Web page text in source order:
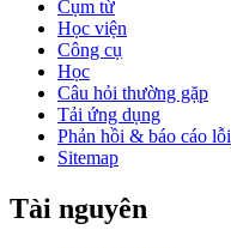
Cụm từ
Học viện
Công cụ
Học
Câu hỏi thường gặp
Tải ứng dụng
Phản hồi & báo cáo lỗi
Sitemap
Tài nguyên